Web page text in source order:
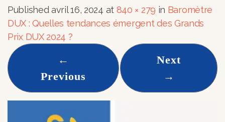
Publishedavril 16, 2024 at 840 × 279 in Baromètre
DUX : Quelles tendances émergent des Grands
Prix DUX 2024 ?
←
Previous
Next
→